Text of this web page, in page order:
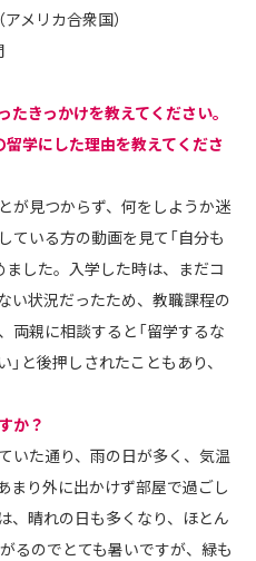
メリカ合衆国）
たきっかけを教えてください。
学にした理由を教えてくださ
が見つからず、何をしようか迷
ている方の動画を見て「自分も
ました。入学した時は、まだコ
い状況だったため、教職課程の
両親に相談すると「留学するな
と後押しされたこともあり、
か？
いた通り、雨の日が多く、気温
まり外に出かけず部屋で過ごし
、晴れの日も多くなり、ほとん
るのでとても暑いですが、緑も